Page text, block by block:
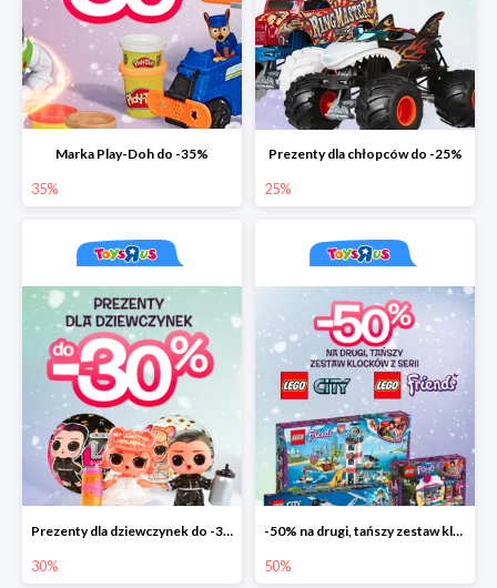
Marka Play-Doh do -35%
35%
Prezenty dla chłopców do -25%
25%
Prezenty dla dziewczynek do -30%
30%
-50% na drugi, tańszy zestaw klocków
50%